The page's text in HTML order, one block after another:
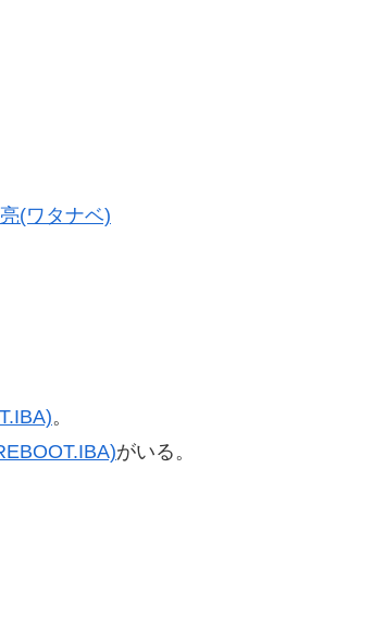
(ワタナベ)
。
がいる。